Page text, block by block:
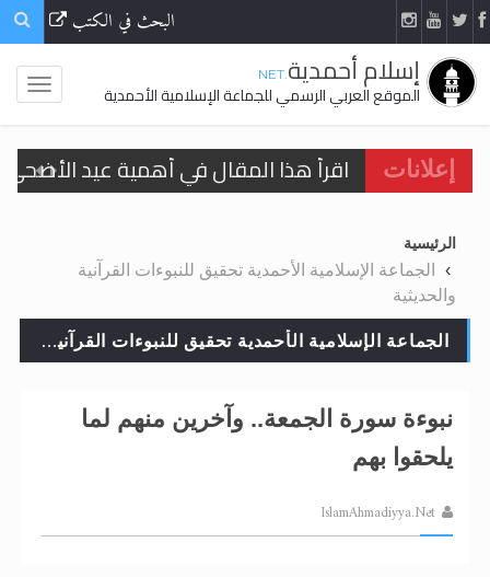
البحث في الكتب
إسلام أحمدية.NET
الموقع العربي الرسمي للجماعة الإسلامية الأحمدية
إعلانات
اقرأ هذا المقال في أهمية عيد
تعميم هامّ لأفراد الجماعة >> المزيد
اقرأ هذا الكتاب وتعرّف على حقيقة
الحجّ.. دلالات، حِكم، وأهداف >> المزيد
الرئيسية
الجماعة الإسلامية الأحمدية تحقيق للنبوءات القرآنية
والحديثية
الجماعة الإسلامية الأحمدية تحقيق للنبوءات القرآنية والحديثية
نبوءة سورة الجمعة.. وآخرين منهم لما
يلحقوا بهم
IslamAhmadiyya.Net